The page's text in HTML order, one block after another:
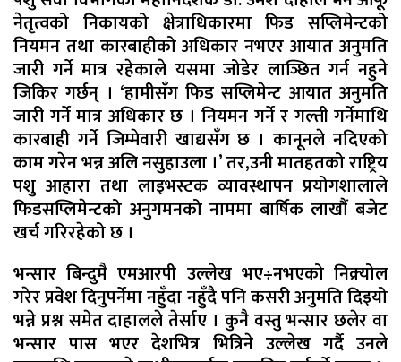
नेतृत्वको निकायको क्षेत्राधिकारमा फिड सप्लिमेन्टको
नियमन तथा कारबाहीको अधिकार नभएर आयात अनुमति
जारी गर्ने मात्र रहेकाले यसमा जोडेर लाञ्छित गर्न नहुने
जिकिर गर्छन् । ‘हामीसँग फिड सप्लिमेन्ट आयात अनुमति
जारी गर्ने मात्र अधिकार छ । नियमन गर्ने र गल्ती गर्नेमाथि
कारबाही गर्ने जिम्मेवारी खाद्यसँग छ । कानूनले नदिएको
काम गरेन भन्न अलि नसुहाउला ।’ तर,उनी मातहतको राष्ट्रिय
पशु आहारा तथा लाइभस्टक व्यावस्थापन प्रयोगशालाले
फिडसप्लिमेन्टको अनुगमनको नाममा बार्षिक लाखौं बजेट
खर्च गरिरहेको छ ।
भन्सार बिन्दुमै एमआरपी उल्लेख भए÷नभएको निक्र्योल
गरेर प्रवेश दिनुपर्नेमा नहुँदा नहुँदै पनि कसरी अनुमति दिइयो
भन्ने प्रश्न समेत दाहालले तेर्साए । कुनै वस्तु भन्सार छलेर वा
भन्सार पास भएर देशभित्र भित्रिने उल्लेख गर्दै उनले